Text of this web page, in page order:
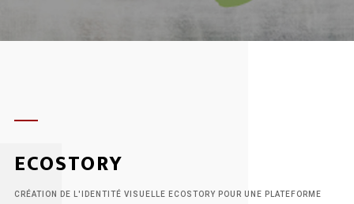
ECOSTORY
CRÉATION DE L'IDENTITÉ VISUELLE ECOSTORY POUR UNE PLATEFORME